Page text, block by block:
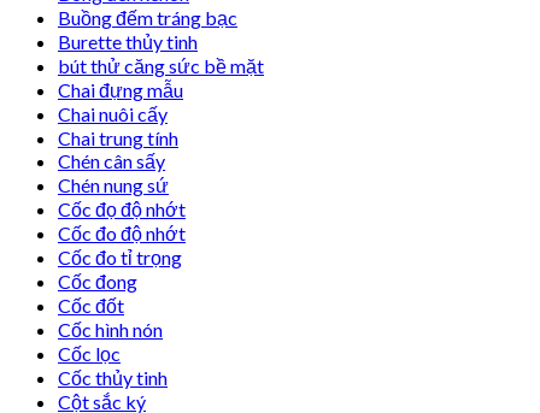
Buồng đếm tráng bạc
Burette thủy tinh
bút thử căng sức bề mặt
Chai đựng mẫu
Chai nuôi cấy
Chai trung tính
Chén cân sấy
Chén nung sứ
Cốc đọ độ nhớt
Cốc đo độ nhớt
Cốc đo tỉ trọng
Cốc đong
Cốc đốt
Cốc hình nón
Cốc lọc
Cốc thủy tinh
Cột sắc ký